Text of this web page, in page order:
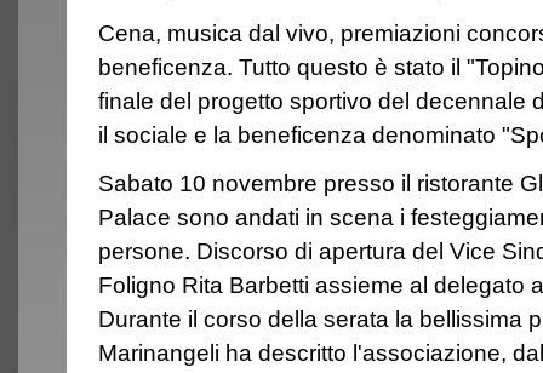
Cena, musica dal vivo, premiazioni
beneficenza. Tutto questo è stato il
finale del progetto sportivo del decennale
il sociale e la beneficenza denominato
Sabato 10 novembre presso il ristorante
Palace sono andati in scena i
persone. Discorso di apertura del Vice
Foligno Rita Barbetti assieme al delegato
Durante il corso della serata la bellissima
Marinangeli ha descritto l'associazione,